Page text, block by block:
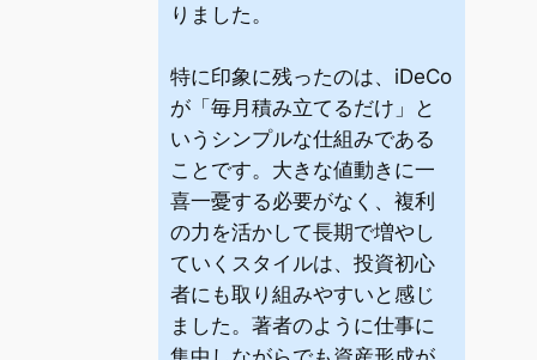
りました。
特に印象に残ったのは、iDeCo
が「毎月積み立てるだけ」と
いうシンプルな仕組みである
ことです。大きな値動きに一
喜一憂する必要がなく、複利
の力を活かして長期で増やし
ていくスタイルは、投資初心
者にも取り組みやすいと感じ
ました。著者のように仕事に